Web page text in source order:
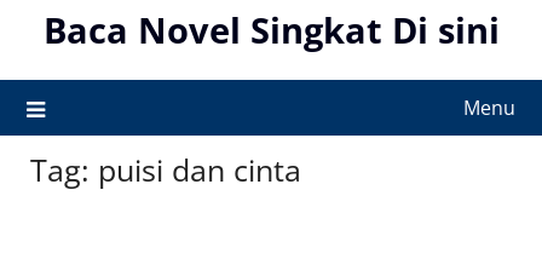
contentBaca Novel Singkat Di sini
Menu
Tag: puisi dan cinta